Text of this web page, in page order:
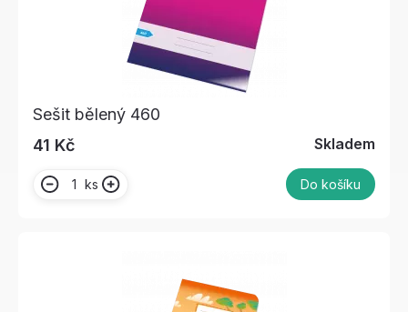
Sešit bělený 460
41 Kč
Skladem
ks Do košíku